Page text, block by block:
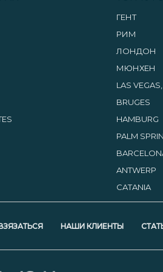
ГЕНТ
РИМ
ЛОНДОН
МЮНХЕН
LAS
BRUGES
HAMBURG
PALM
ANTWERP
CATANIA
НАШИ КЛИЕНТЫ